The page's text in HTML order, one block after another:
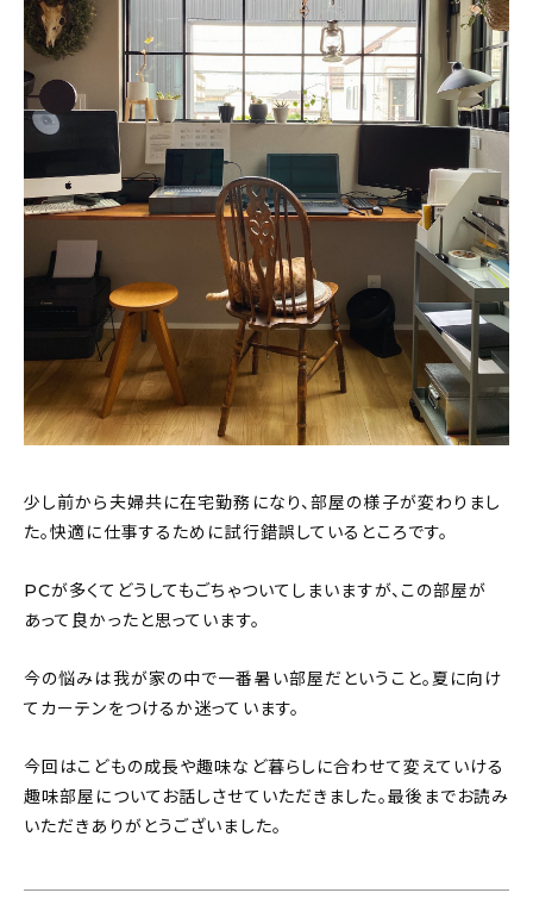
少し前から夫婦共に在宅勤務になり、部屋の様子が変わりまし
た。快適に仕事するために試行錯誤しているところです。
PCが多くてどうしてもごちゃついてしまいますが、この部屋が
あって良かったと思っています。
今の悩みは我が家の中で一番暑い部屋だということ。夏に向け
てカーテンをつけるか迷っています。
今回はこどもの成長や趣味など暮らしに合わせて変えていける
趣味部屋についてお話しさせていただきました。最後までお読み
いただきありがとうございました。